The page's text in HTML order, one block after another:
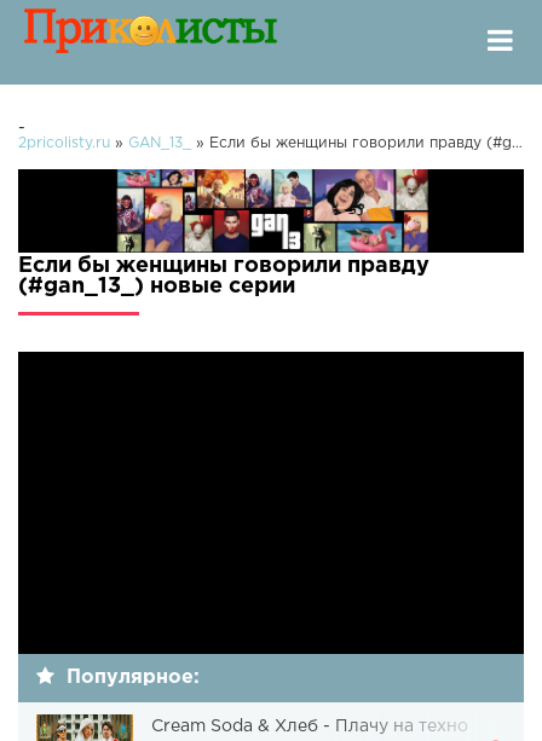
-
2pricolisty.ru » GAN_13_ » Если бы женщины говорили правду (#gan_13_)
Если бы женщины говорили правду
(#gan_13_) новые серии
Популярное:
Cream Soda & Хлеб - Плачу на техно